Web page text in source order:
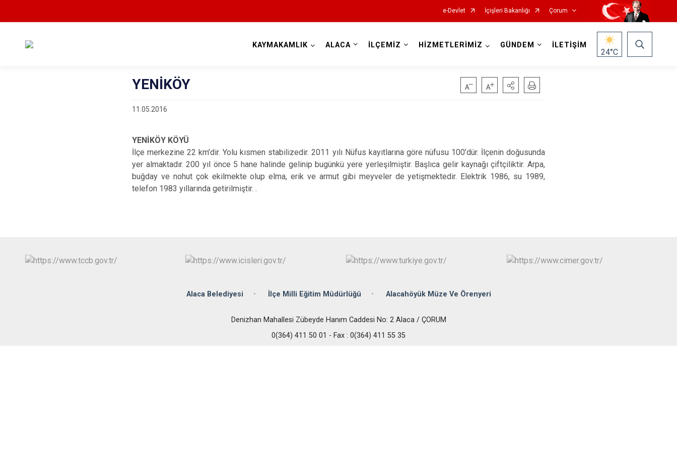
e-Devlet İçişleri Bakanlığı Çorum
Alaca
Bayat
Laçin
Mecitözü
Oğuzlar
KAYMAKAMLIK ALACA İLÇEMİZ HİZMETLERİMİZ GÜNDEM İLETİŞİM
24°C
YENİKÖY
11.05.2016
YENİKÖY KÖYÜ
İlçe merkezine 22 km’dir. Yolu kısmen stabilizedir. 2011 yılı Nüfus kayıtlarına göre nüfusu 100’dür. İlçenin doğusunda
yer almaktadır. 200 yıl önce 5 hane halinde gelinip bugünkü yere yerleşilmiştir. Başlıca gelir kaynağı çiftçiliktir. Arpa,
buğday ve nohut çok ekilmekte olup elma, erik ve armut gibi meyveler de yetişmektedir. Elektrik 1986, su 1989,
telefon 1983 yıllarında getirilmiştir. .
Alaca Belediyesi İlçe Milli Eğitim Müdürlüğü Alacahöyük Müze Ve Örenyeri
Denizhan Mahallesi Zübeyde Hanım Caddesi No: 2 Alaca / ÇORUM
0(364) 411 50 01 - Fax : 0(364) 411 55 35